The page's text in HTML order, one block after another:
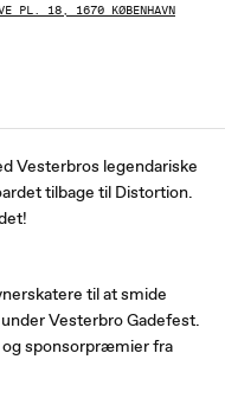
PL. 18, 1670 KØBENHAVN
Vesterbros legendariske
tilbage til Distortion.
til at smide
Vesterbro Gadefest.
og sponsorpræmier fra